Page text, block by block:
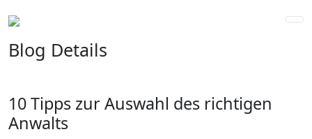
Blog Details
10 Tipps zur Auswahl des richtigen
Anwalts